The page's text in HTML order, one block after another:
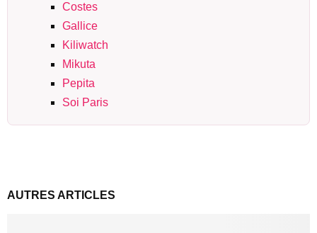
Costes
Gallice
Kiliwatch
Mikuta
Pepita
Soi Paris
AUTRES ARTICLES